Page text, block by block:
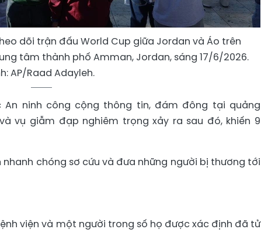
dõi trận đấu World Cup giữa Jordan và Áo trên
tâm thành phố Amman, Jordan, sáng 17/6/2026.
AP/Raad Adayleh.
ninh công cộng thông tin, đám đông tại quảng
vụ giẫm đạp nghiêm trọng xảy ra sau đó, khiến 9
nhanh chóng sơ cứu và đưa những người bị thương tới
viện và một người trong số họ được xác định đã tử